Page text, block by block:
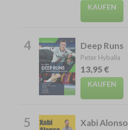
KAUFEN
4 Deep Runs
Peter Hyballa
13,95 €
KAUFEN
5 Xabi Alonso